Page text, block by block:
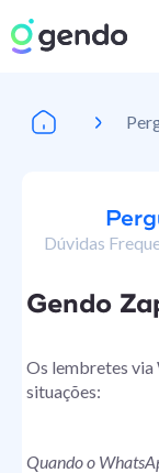
Dúvidas
Gendo
Os lembretes via
situações:
Quando o